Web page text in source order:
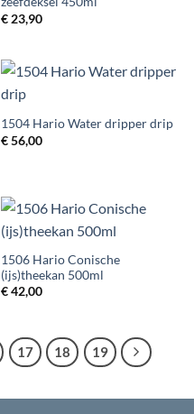
€23,90
1504 Hario Water dripper drip
€56,00
1506 Hario Conische
(ijs)theekan 500ml
€42,00
17 18 19